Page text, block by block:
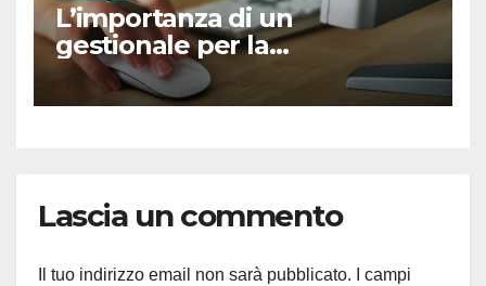
L’importanza di un
gestionale per la
sincronizzazione di negozi
fisici e online
Lascia un commento
Il tuo indirizzo email non sarà pubblicato.
I campi